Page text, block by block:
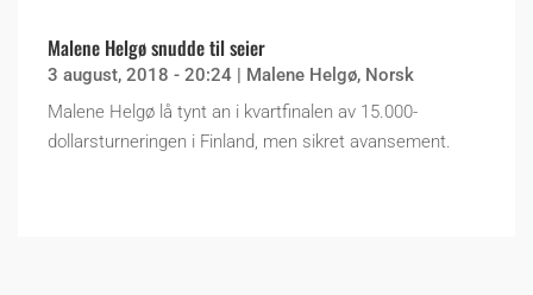
Malene Helgø snudde til seier
3 august, 2018 - 20:24 | Malene Helgø, Norsk
Malene Helgø lå tynt an i kvartfinalen av 15.000-
dollarsturneringen i Finland, men sikret avansement.